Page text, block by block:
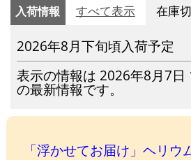
入荷情報 すべて表示 在庫
2026年8月下旬頃入荷予定
表示の情報は 2026年8月7日
の最新情報です。
「浮かせてお届け」ヘリウ